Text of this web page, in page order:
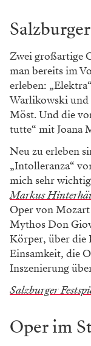
Zwei großartige
man bereits im
erleben:
Warlikowski und
Möst. Und die
tutte“ mit Joana
Neu zu erleben
„Intolleranza“
mich sehr
Markus
Oper von
Mythos Don
Körper, über die
Einsamkeit, die
Inszenierung
Salzburger
Oper im